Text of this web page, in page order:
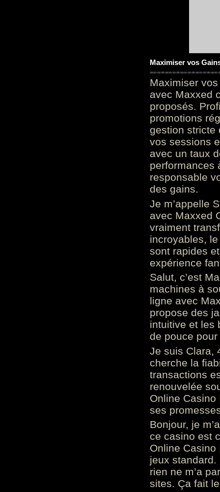
Maximiser vos
Maximiser
avec Maxxed
proposés.
promotions
gestion stricte
vos sessions
avec un taux
performances
responsable
des gains.
Je m’appelle
avec Maxxed
vraiment
incroyables,
sont rapides
expérience
Salut, c’est
machines à
ligne avec
propose des
intuitive et les
de pouce
Je suis Clara,
cherche la
transactions
renouvelée
Online
ses
Bonjour, je
ce casino est
Online
jeux standard.
rien ne m’a
sites. Ça fait